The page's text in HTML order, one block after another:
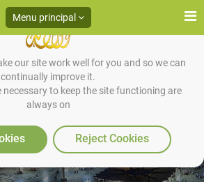
our site work well for you and so we can
continually improve it.
necessary to keep the site functioning are
always on
Reject Cookies
Menu principal
26